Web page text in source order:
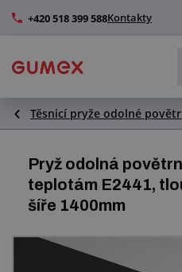
+420 518 399 588Kontakty
Hadice a jejich kompletace
Profily a výroba těsnění
Technické plasty
Dopravníkové pásy a montáž
Těsnicí pryže odolné
Pryž odolná
teplotám E2441,
šíře 1400mm